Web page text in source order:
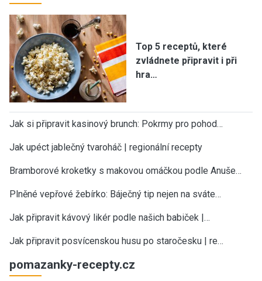
Top 5 receptů, které
zvládnete připravit i při
hra…
Jak si připravit kasinový brunch: Pokrmy pro pohod…
Jak upéct jablečný tvaroháč | regionální recepty
Bramborové kroketky s makovou omáčkou podle Anuše…
Plněné vepřové žebírko: Báječný tip nejen na sváte…
Jak připravit kávový likér podle našich babiček |…
Jak připravit posvícenskou husu po staročesku | re…
pomazanky-recepty.cz